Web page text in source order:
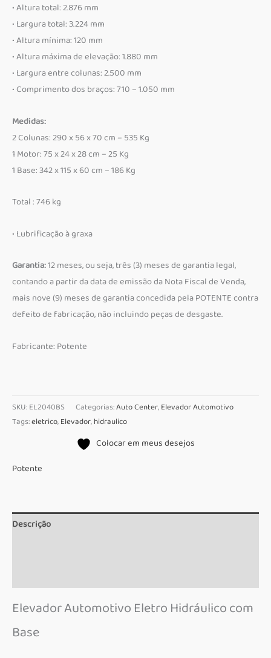
• Altura total: 2.876 mm
• Largura total: 3.224 mm
• Altura mínima: 120 mm
• Altura máxima de elevação: 1.880 mm
• Largura entre colunas: 2.500 mm
• Comprimento dos braços: 710 – 1.050 mm
Medidas:
2 Colunas: 290 x 56 x 70 cm – 535 Kg
1 Motor: 75 x 24 x 28 cm – 25 Kg
1 Base: 342 x 115 x 60 cm – 186 Kg
Total : 746 kg
• Lubrificação à graxa
Garantia:12 meses, ou seja, três (3) meses de garantia legal,
contando a partir da data de emissão da Nota Fiscal de Venda,
mais nove (9) meses de garantia concedida pela POTENTE contra
defeito de fabricação, não incluindo peças de desgaste.
Fabricante: Potente
SKU:EL2040BS Categorias:Auto Center,Elevador Automotivo
Tags:eletrico,Elevador,hidraulico
Colocar em meus desejos
Potente
Descrição
Elevador Automotivo Eletro Hidráulico com
Base